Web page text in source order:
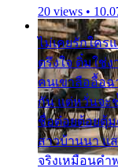
20 views •
ไม่เคยรักใคร
ตรึงใจ ติ๋มใช่
คนเขาลืออื้อฉ
กัน แต่หวั่นจะ
ชื่อต๋อยต้อยตุ้ม
สาวบ้านนา แ
จริงเหมือนคำ